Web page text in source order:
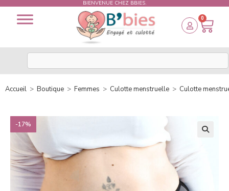
BIENVENUE CHEZ BBIES.
0
Accueil > Boutique > Femmes > Culotte menstruelle > Culotte
-17%